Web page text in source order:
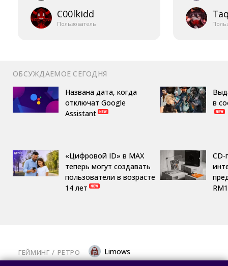
C00lkidd
Пользователь
ОБСУЖДАЕМОЕ СЕГОДНЯ
Названа дата, когда
отключат Google
Assistant
«Цифровой ID» в MAX
теперь могут создавать
пользователи в возрасте
14 лет
в
CD-
RM1
ГЕЙМИНГ / РЕТРО Limows